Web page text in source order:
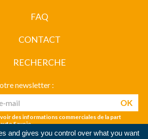
FAQ
CONTACT
RECHERCHE
newsletter :
des informations commerciales de la part
Savoie
and gives you control over what you want